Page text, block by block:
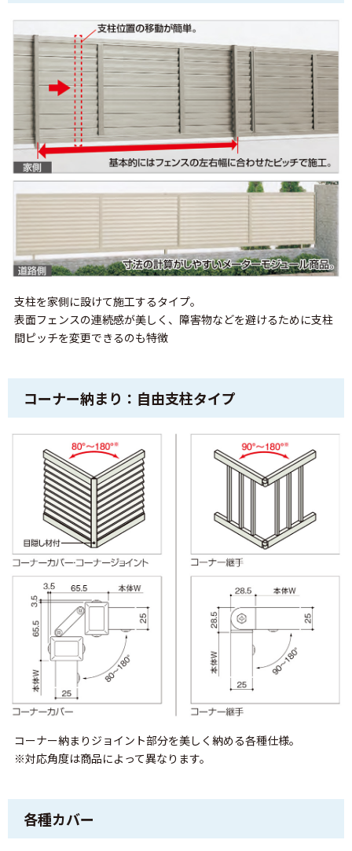
支柱を家側に設けて施工するタイプ。
表面フェンスの連続感が美しく、障害物などを避けるために支柱
間ピッチを変更できるのも特徴
コーナー納まり：自由支柱タイプ
コーナー納まりジョイント部分を美しく納める各種仕様。
※対応角度は商品によって異なります。
各種カバー